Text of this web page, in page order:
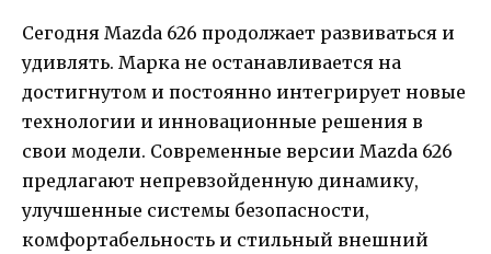
Сегодня Mazda 626 продолжает развиваться и
удивлять. Марка не останавливается на
достигнутом и постоянно интегрирует новые
технологии и инновационные решения в
свои модели. Современные версии Mazda 626
предлагают непревзойденную динамику,
улучшенные системы безопасности,
комфортабельность и стильный внешний